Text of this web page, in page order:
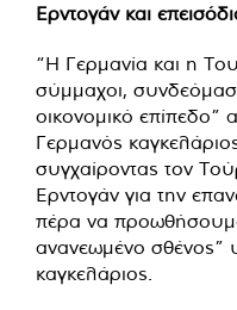
Ερντογάν και
“Η Γερμανία και η
σύμμαχοι,
οικονομικό
Γερμανός
συγχαίροντας τον
Ερντογάν για την
πέρα να
ανανεωμένο σθένος”
καγκελάριος.